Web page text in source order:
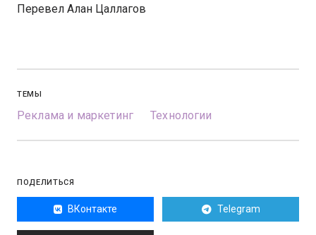
Перевел Алан Цаллагов
ТЕМЫ
Реклама и маркетинг Технологии
ПОДЕЛИТЬСЯ
ВКонтакте Telegram